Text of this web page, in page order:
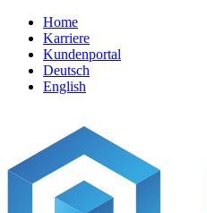
Home
Karriere
Kundenportal
Deutsch
English